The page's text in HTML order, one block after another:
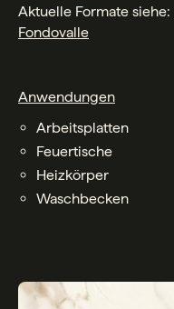
Aktuelle Formate siehe:
Fondovalle
Anwendungen
Arbeitsplatten
Feuertische
Heizkörper
Waschbecken